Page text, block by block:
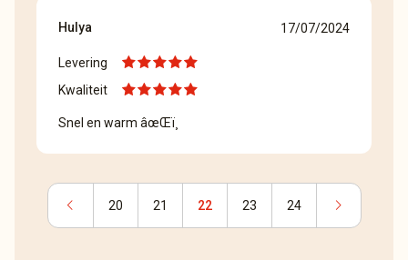
Hulya 17/07/2024
Levering
Kwaliteit
Snel en warm âœŒï¸
chevron_left 20 21 22 23 24 chevron_right